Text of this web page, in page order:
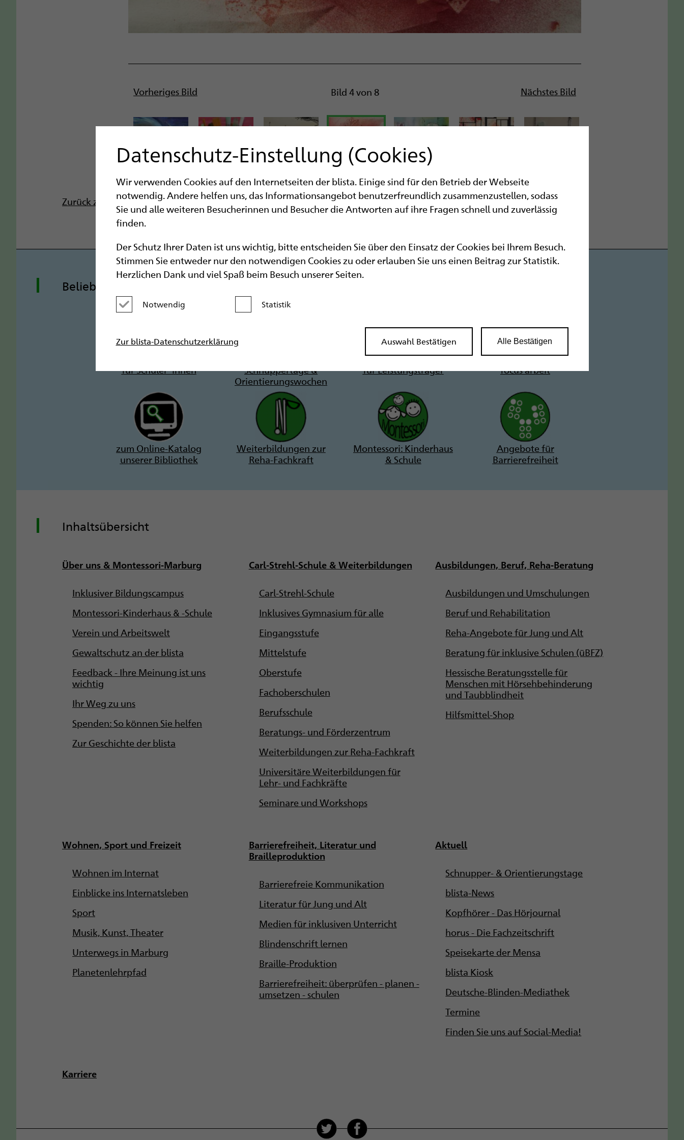
Bild 4 von 8
Vorheriges Bild Nächstes Bild
Zurück zu „Inklusives Malatelier“
Beliebte Seiten
für Schüler*innen
Schnuppertage &
Orientierungswochen
für Leistungsträger focus arbeit
zum Online-Katalog
unserer Bibliothek
Weiterbildungen zur
Reha-Fachkraft
Montessori: Kinderhaus
& Schule
Angebote für
Barrierefreiheit
Inhaltsübersicht
Über uns & Montessori-Marburg
Inklusiver Bildungscampus
Montessori-Kinderhaus & -Schule
Verein und Arbeitswelt
Gewaltschutz an der blista
Feedback - Ihre Meinung ist uns
wichtig
Ihr Weg zu uns
Spenden: So können Sie helfen
Zur Geschichte der blista
Carl-Strehl-Schule & Weiterbildungen
Carl-Strehl-Schule
Inklusives Gymnasium für alle
Eingangsstufe
Mittelstufe
Oberstufe
Fachoberschulen
Berufsschule
Beratungs- und Förderzentrum
Weiterbildungen zur Reha-Fachkraft
Universitäre Weiterbildungen für
Lehr- und Fachkräfte
Seminare und Workshops
Ausbildungen, Beruf, Reha-Beratung
Ausbildungen und Umschulungen
Beruf und Rehabilitation
Reha-Angebote für Jung und Alt
Beratung für inklusive Schulen (üBFZ)
Hessische Beratungsstelle für
Menschen mit Hörsehbehinderung
und Taubblindheit
Hilfsmittel-Shop
Wohnen, Sport und Freizeit
Wohnen im Internat
Einblicke ins Internatsleben
Sport
Musik, Kunst, Theater
Unterwegs in Marburg
Planetenlehrpfad
Barrierefreiheit, Literatur und
Brailleproduktion
Barrierefreie Kommunikation
Literatur für Jung und Alt
Medien für inklusiven Unterricht
Blindenschrift lernen
Braille-Produktion
Barrierefreiheit: überprüfen - planen -
umsetzen - schulen
Aktuell
Schnupper- & Orientierungstage
blista-News
Kopfhörer - Das Hörjournal
horus - Die Fachzeitschrift
Speisekarte der Mensa
blista Kiosk
Deutsche-Blinden-Mediathek
Termine
Finden Sie uns auf Social-Media!
Karriere
Datenschutz-Einstellung (Cookies)
Wir verwenden Cookies auf den Internetseiten der blista. Einige sind für den Betrieb der Webseite
notwendig. Andere helfen uns, das Informationsangebot benutzerfreundlich zusammenzustellen, sodass
Sie und alle weiteren Besucherinnen und Besucher die Antworten auf ihre Fragen schnell und zuverlässig
finden.
Der Schutz Ihrer Daten ist uns wichtig, bitte entscheiden Sie über den Einsatz der Cookies bei Ihrem Besuch.
Stimmen Sie entweder nur den notwendigen Cookies zu oder erlauben Sie uns einen Beitrag zur Statistik.
Herzlichen Dank und viel Spaß beim Besuch unserer Seiten.
Notwendig Statistik
Zur blista-Datenschutzerklärung Auswahl Bestätigen Alle Bestätigen